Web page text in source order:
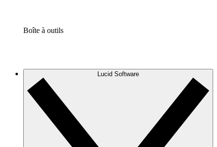
Boîte à outils
Lucid Software